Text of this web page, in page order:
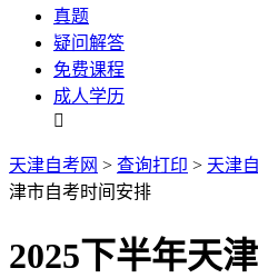
真题
疑问解答
免费课程
成人学历

天津自考网 > 查询打印 > 天津
津市自考时间安排
2025下半年天